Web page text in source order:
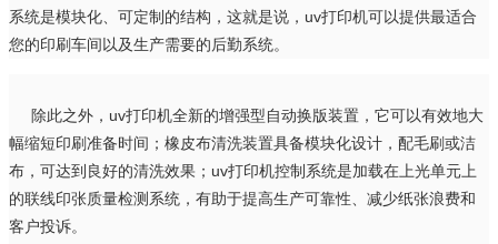
系统是模块化、可定制的结构，这就是说，uv打印机可以提供最适合
您的印刷车间以及生产需要的后勤系统。
除此之外，uv打印机全新的增强型自动换版装置，它可以有效地大
幅缩短印刷准备时间；橡皮布清洗装置具备模块化设计，配毛刷或洁
布，可达到良好的清洗效果；uv打印机控制系统是加载在上光单元上
的联线印张质量检测系统，有助于提高生产可靠性、减少纸张浪费和
客户投诉。